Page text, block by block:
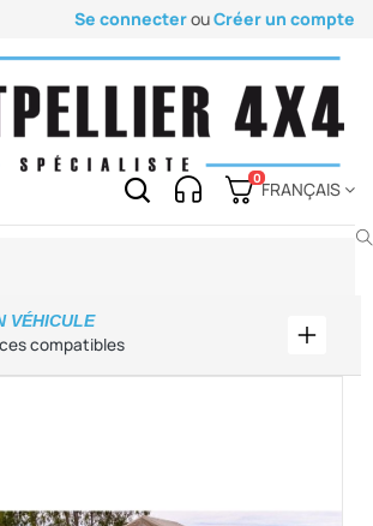
Se connecterouCréer un compte
0
FRANÇAIS
compatibles
VÉHICULE